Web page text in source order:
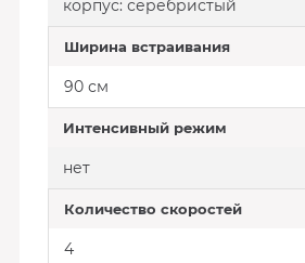
корпус: серебристый
Ширина встраивания
90 см
Интенсивный режим
нет
Количество скоростей
4